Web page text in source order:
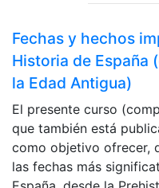
Fechas y hechos
Historia de España
la Edad Antigua)
El presente curso
que también está
como objetivo ofrecer,
las fechas más